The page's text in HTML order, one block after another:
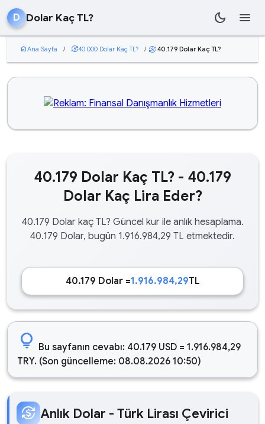
D Dolar Kaç TL? dark_mode menu
homeAna Sayfa / currency_exchange40.000 Dolar Kaç TL? / currency_exchange 40.179 Dolar Kaç TL?
40.179 Dolar Kaç TL? - 40.179
Dolar Kaç Lira Eder?
40.179 Dolar kaç TL? Güncel kur ile anlık hesaplama.
40.179 Dolar, bugün 1.916.984,29 TL etmektedir.
40.179 Dolar =1.916.984,29TL
lightbulb Bu sayfanın cevabı: 40.179 USD = 1.916.984,29
TRY. (Son güncelleme: 08.08.2026 10:50)
currency_exchange Anlık Dolar - Türk Lirası Çevirici